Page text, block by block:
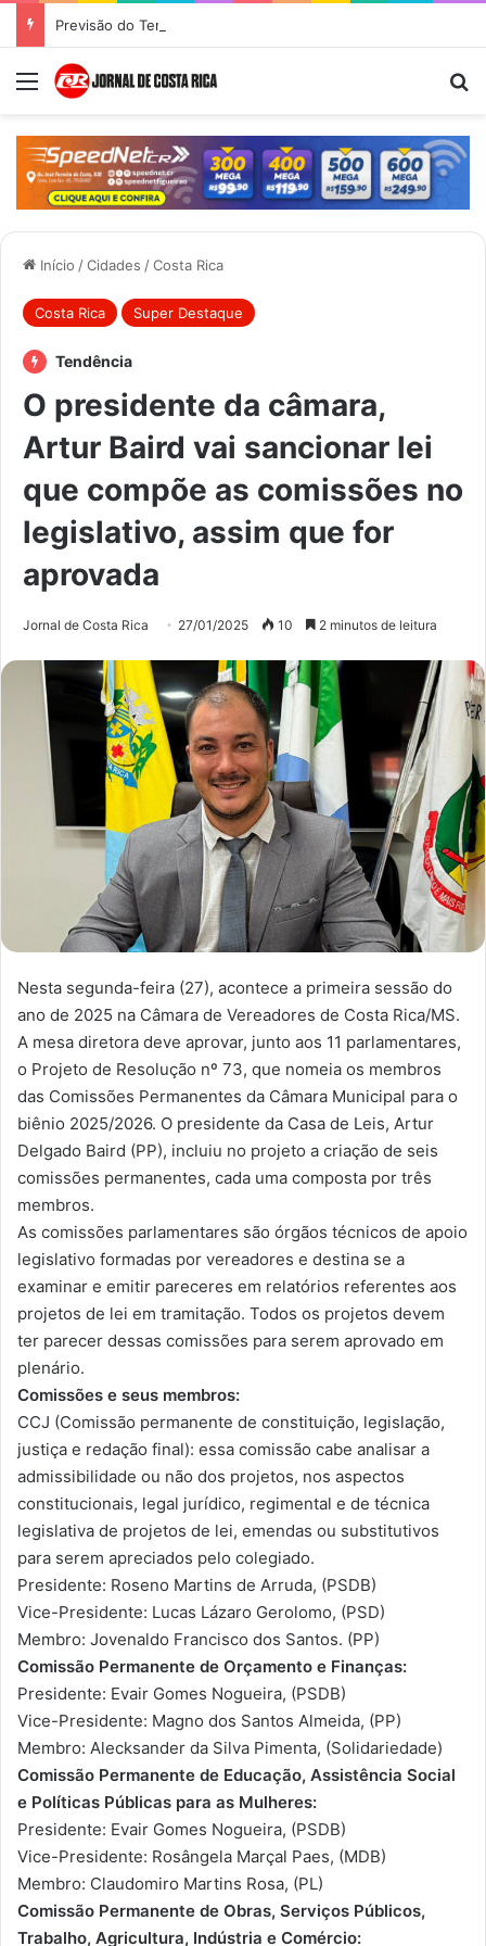
Previsão do Tempo para Costa Rica nesta quinta-feira (6)
Menu
Início /Cidades /Costa Rica
Costa Rica Super Destaque
Tendência
O presidente da câmara,
Artur Baird vai sancionar lei
que compõe as comissões no
legislativo, assim que for
aprovada
Jornal de Costa Rica 27/01/2025 10 2 minutos de leitura
Nesta segunda-feira (27), acontece a primeira sessão do
ano de 2025 na Câmara de Vereadores de Costa Rica/MS.
A mesa diretora deve aprovar, junto aos 11 parlamentares,
o Projeto de Resolução nº 73, que nomeia os membros
das Comissões Permanentes da Câmara Municipal para o
biênio 2025/2026. O presidente da Casa de Leis, Artur
Delgado Baird (PP), incluiu no projeto a criação de seis
comissões permanentes, cada uma composta por três
membros.
As comissões parlamentares são órgãos técnicos de apoio
legislativo formadas por vereadores e destina se a
examinar e emitir pareceres em relatórios referentes aos
projetos de lei em tramitação. Todos os projetos devem
ter parecer dessas comissões para serem aprovado em
plenário.
Comissões e seus membros:
CCJ (Comissão permanente de constituição, legislação,
justiça e redação final): essa comissão cabe analisar a
admissibilidade ou não dos projetos, nos aspectos
constitucionais, legal jurídico, regimental e de técnica
legislativa de projetos de lei, emendas ou substitutivos
para serem apreciados pelo colegiado.
Presidente: Roseno Martins de Arruda, (PSDB)
Vice-Presidente: Lucas Lázaro Gerolomo, (PSD)
Membro: Jovenaldo Francisco dos Santos. (PP)
Comissão Permanente de Orçamento e Finanças:
Presidente: Evair Gomes Nogueira, (PSDB)
Vice-Presidente: Magno dos Santos Almeida, (PP)
Membro: Alecksander da Silva Pimenta, (Solidariedade)
Comissão Permanente de Educação, Assistência Social
e Políticas Públicas para as Mulheres:
Presidente: Evair Gomes Nogueira, (PSDB)
Vice-Presidente: Rosângela Marçal Paes, (MDB)
Membro: Claudomiro Martins Rosa, (PL)
Comissão Permanente de Obras, Serviços Públicos,
Trabalho, Agricultura, Indústria e Comércio: